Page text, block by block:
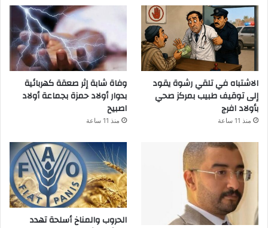
الاشتباه في تلقي رشوة يقود
إلى توقيف طبيب بمركز صحي
بأولاد افرج
منذ 11 ساعة
وفاة شابة إثر صعقة كهربائية
بدوار أولاد حمزة بجماعة أولاد
اصبيح
منذ 11 ساعة
الحروب والمناخ أسلحة تهدد